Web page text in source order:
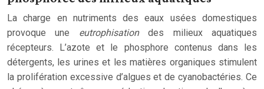
La charge en nutriments des eaux usées domestiques
provoque une eutrophisationdes milieux aquatiques
récepteurs. L’azote et le phosphore contenus dans les
détergents, les urines et les matières organiques stimulent
la prolifération excessive d’algues et de cyanobactéries. Ce